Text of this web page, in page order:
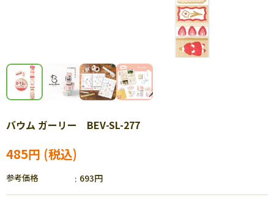
バウム ガーリー BEV-SL-277
485円
参考価格 693円